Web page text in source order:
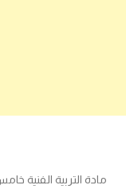
مادة التربية الفنية